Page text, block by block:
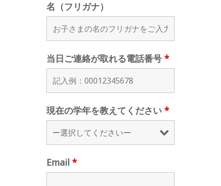
名（フリガナ）
当日ご連絡が取れる電話番号 *
現在の学年を教えてください *
Email *